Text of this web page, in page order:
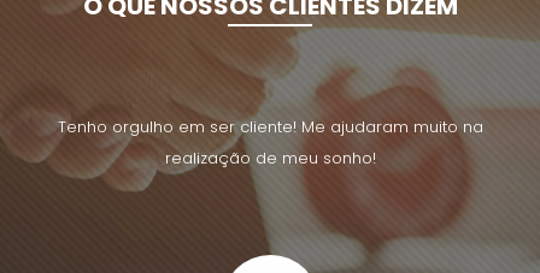
Tenho orgulho em ser cliente! Me ajudaram muito na
realização de meu sonho!